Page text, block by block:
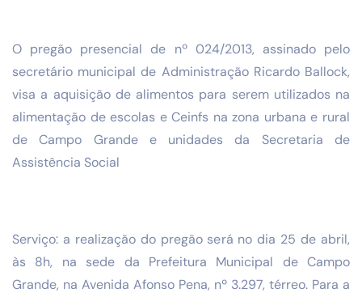
O pregão presencial de nº 024/2013, assinado pelo
secretário municipal de Administração Ricardo Ballock,
visa a aquisição de alimentos para serem utilizados na
alimentação de escolas e Ceinfs na zona urbana e rural
de Campo Grande e unidades da Secretaria de
Assistência Social
Serviço: a realização do pregão será no dia 25 de abril,
às 8h, na sede da Prefeitura Municipal de Campo
Grande, na Avenida Afonso Pena, nº 3.297, térreo. Para a